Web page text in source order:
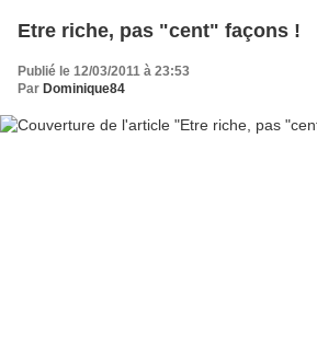
Etre riche, pas "cent" façons !
Publié le 12/03/2011 à 23:53
Par Dominique84